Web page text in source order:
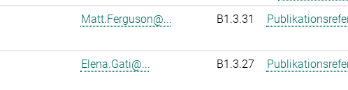
Matt.Ferguson@... B1.3.31
Elena.Gati@... B1.3.27